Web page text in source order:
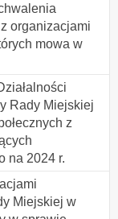
organizacjami
mowa w
Rady Miejskiej
z
na 2024 r.
Miejskiej w